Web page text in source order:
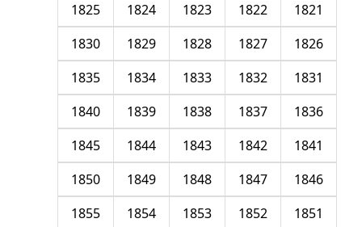
1821
1822
1823
1824
1825
1826
1827
1828
1829
1830
1831
1832
1833
1834
1835
1836
1837
1838
1839
1840
1841
1842
1843
1844
1845
1846
1847
1848
1849
1850
1851
1852
1853
1854
1855